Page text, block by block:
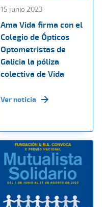
15 junio 2023
Ama Vida firma con el
Colegio de Ópticos
Optometristas de
Galicia la póliza
colectiva de Vida
Ver noticia